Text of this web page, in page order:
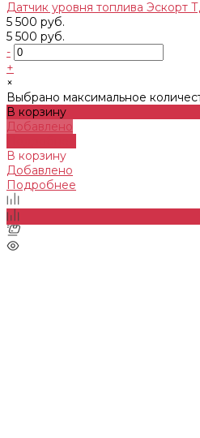
Датчик уровня топлива Эскорт
5 500 руб.
5 500 руб.
-
+
×
Выбрано максимальное
В корзину
Добавлено
В корзину
Добавлено
Подробнее